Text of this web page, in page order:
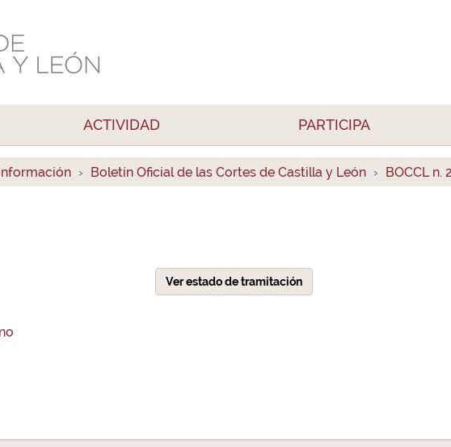
ACTIVIDAD PARTICIPA
Boletín Oficial de las Cortes de Castilla y León BOCCL n.
Ver estado de tramitación